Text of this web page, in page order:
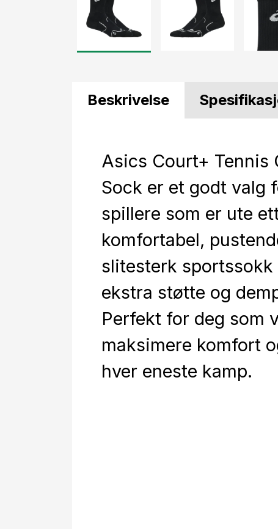
Beskrivelse
Asics Court+ Tennis
Sock er et godt valg
spillere som er ute
komfortabel,
slitesterk sportssokk
ekstra støtte og
Perfekt for deg som
maksimere komfort
hver eneste kamp.